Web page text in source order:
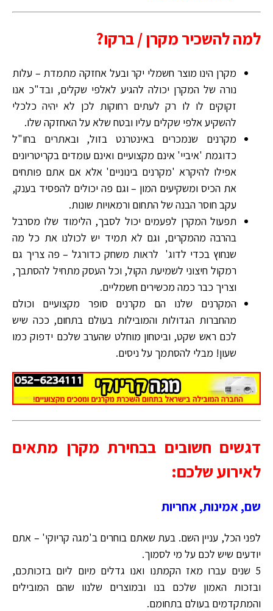
למה להשכיר מקרן / ברקו?
מקרן הינו מוצר חשמלי יקר ובעל אחזקה מתמדת – עלות
נורה של המקרן יכולה להגיע לאלפי שקלים, ובד"כ אנו
זקוקים לו לו רק לעתים רחוקות לכן לא יהיה כלכלי
להשקיע אלפי שקלים עליו ובטח שלא על האחזקה שלו.
מקרנים שנמכרים באינטרנט בזול, ובאתרים בחו"ל
כדוגמת 'איביי' אינם מקצועיים ואינם עומדים בקריטריונים
אפילו להיקרא 'מקרנים בינוניים' אלא אם אתם פותחים
את הכיס ומשקיעים המון – וגם פה יכולים להפסיד בענק,
עקב חוסר הבנה של התחום ורמאויות שונות.
תפעול המקרן לפעמים יכול לסבך, הלימוד שלו מסרבל
בהרבה מהמקרים, וגם לא תמיד יש לכולנו את כל מה
שנחוץ בכדי לדוג' לראות משחק כדורגל – פה צריך גם
רמקול חיצוני לשמיעת הקול, וכל העסק מתחיל להסתבך,
וצריך כבר כמה מכשירים חשמליים.
המקרנים שלנו הם מקרנים סופר מקצועיים וכולם
מהחברות הגדולות והמובילות בעולם בתחום, ככה שיש
לכם ראש שקט, וביטחון מוחלט שהערב שלכם ידפוק כמו
שעון! מבלי להסתמך על ניסים.
דגשים חשובים בבחירת מקרן מתאים
לאירוע שלכם:
שם, אמינות, אחריות
לפני הכל, עניין השם. בעת שאתם בוחרים ב'מגה קריוקי' – אתם
יודעים שיש לכם על מי לסמוך.
5 שנים עברו מאז הקמתנו ואנו גדלים מיום ליום בזכותכם,
ובזכות האמון שלכם בנו ובמוצרים שלנוו שהם המובילים
והמתקדמים בעולם בתחומם.